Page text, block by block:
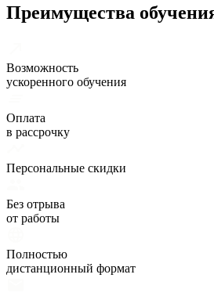
Преимущества
Возможность
ускоренного обучения
Оплата
в рассрочку
Персональные скидки
Без отрыва
от работы
Полностью
дистанционный формат